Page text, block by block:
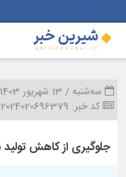
سه‌شنبه / 13 شهریور 1403
کد خبر: 2024020696379
جلوگیری از كاهش تولید 25 هزار بشكه ای در نفت و گاز مارون